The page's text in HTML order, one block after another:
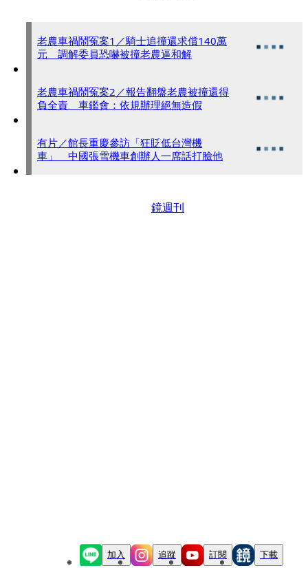
老農車禍鬧冤案1／騎士追撞還求償140萬
元 調解委員恐嚇被撞老農逼和解
老農車禍鬧冤案2／報告翻盤老農被撞還得
負全責 車鑑會：依規辦理絕無造假
有片／館長重慶參訪「狂貶低台灣機
車」 中國張雪機車創辦人一席話打臉他
鏡週刊
加入 追蹤 訂閱 下載